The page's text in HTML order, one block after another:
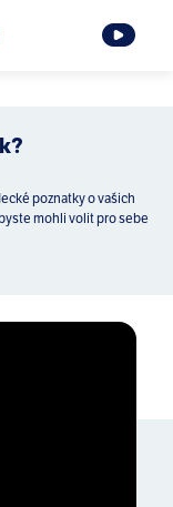
poznatky o vašich
mohli volit pro sebe